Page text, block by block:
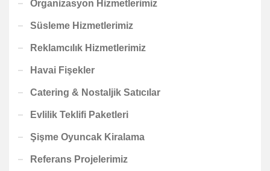
Organizasyon Hizmetlerimiz
Süsleme Hizmetlerimiz
Reklamcılık Hizmetlerimiz
Havai Fişekler
Catering & Nostaljik Satıcılar
Evlilik Teklifi Paketleri
Şişme Oyuncak Kiralama
Referans Projelerimiz